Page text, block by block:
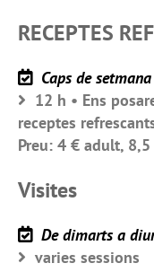
RECEPTES
Caps de
12 h • Ens
receptes
Preu: 4 € adult,
Visites
De dimarts a
varies sessions